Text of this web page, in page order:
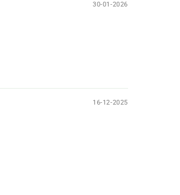
30-01-2026
16-12-2025